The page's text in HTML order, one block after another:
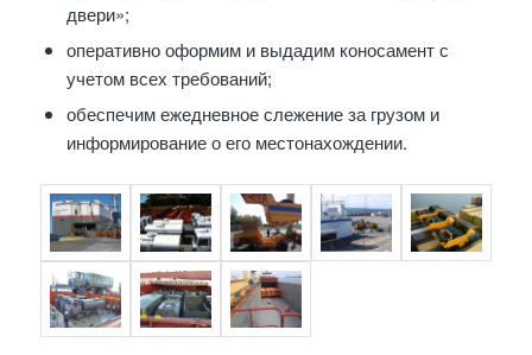
двери»;
оперативно оформим и выдадим коносамент с
учетом всех требований;
обеспечим ежедневное слежение за грузом и
информирование о его местонахождении.